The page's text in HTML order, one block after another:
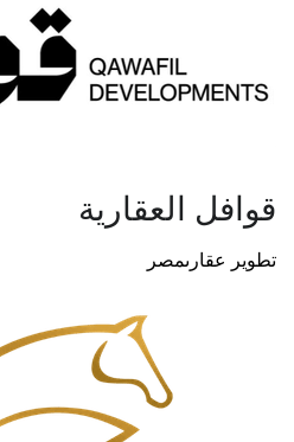
قوافل العقارية
تطوير عقارىمصر